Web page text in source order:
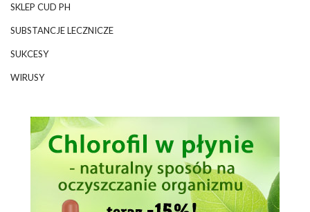
SKLEP CUD PH
SUBSTANCJE LECZNICZE
SUKCESY
WIRUSY